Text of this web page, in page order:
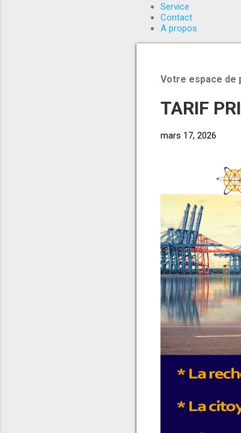
Service
Contact
A propos
Votre espace de
TARIF
mars 17, 2026